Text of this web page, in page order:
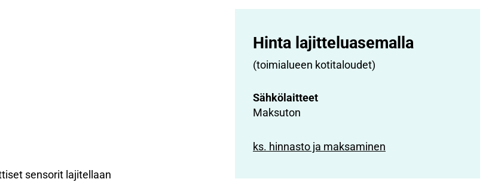
sensorit lajitellaan
Hinta lajittelu­asemalla
(toimialueen kotitaloudet)
Sähkölaitteet
Maksuton
ks. hinnasto ja maksaminen